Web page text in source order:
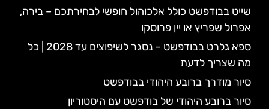
שייט בבודפשט כולל אלכוהול חופשי לבחירתכם – בירה,
אפרול שפריץ או יין פרוסקו
ספא גלרט בבודפשט – נסגר לשיפוצים עד 2028 | כל
מה שצריך לדעת
סיור מודרך ברובע היהודי בבודפשט
סיור ברובע היהודי של בודפשט עם היסטוריון